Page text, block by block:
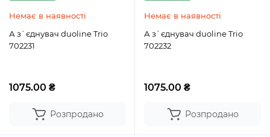
Немає в наявності
А з`єднувач duoline Trio
702231
1075.00 ₴
Розпродано
Немає в наявності
А з`єднувач duoline Trio
702232
1075.00 ₴
Розпродано